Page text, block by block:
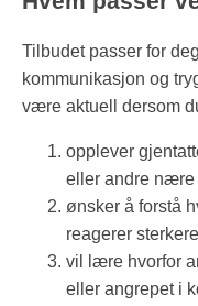
Tilbudet passer for
kommunikasjon og
være aktuell dersom
opplever
eller andre nære
ønsker å forstå
reagerer
vil lære hvorfor
eller angrepet i